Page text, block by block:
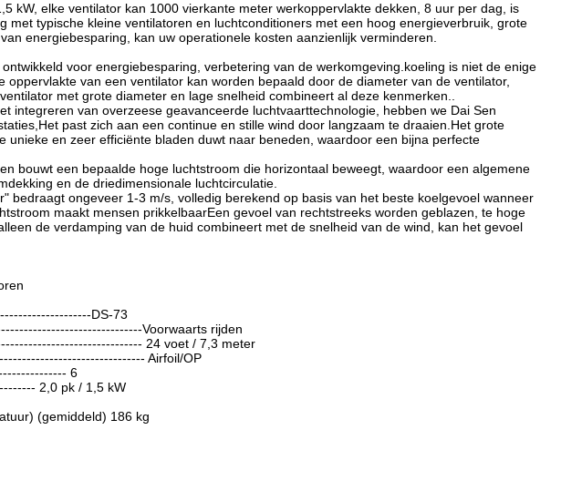
kW, elke ventilator kan 1000 vierkante meter werkoppervlakte dekken, 8 uur per dag, is
met typische kleine ventilatoren en luchtconditioners met een hoog energieverbruik, grote
energiebesparing, kan uw operationele kosten aanzienlijk verminderen.
voor energiebesparing, verbetering van de werkomgeving.koeling is niet de enige
van een ventilator kan worden bepaald door de diameter van de ventilator,
met grote diameter en lage snelheid combineert al deze kenmerken..
integreren van overzeese geavanceerde luchtvaarttechnologie, hebben we Dai Sen
past zich aan een continue en stille wind door langzaam te draaien.Het grote
en zeer efficiënte bladen duwt naar beneden, waardoor een bijna perfecte
bouwt een bepaalde hoge luchtstroom die horizontaal beweegt, waardoor een algemene
en de driedimensionale luchtcirculatie.
bedraagt ongeveer 1-3 m/s, volledig berekend op basis van het beste koelgevoel wanneer
maakt mensen prikkelbaarEen gevoel van rechtstreeks worden geblazen, te hoge
de verdamping van de huid combineert met de snelheid van de wind, kan het gevoel
DS-73
Voorwaarts rijden
24 voet / 7,3 meter
Airfoil/OP
6
2,0 pk / 1,5 kW
(gemiddeld) 186 kg